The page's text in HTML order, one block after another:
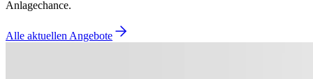
Anlagechance.
Alle aktuellen Angebote